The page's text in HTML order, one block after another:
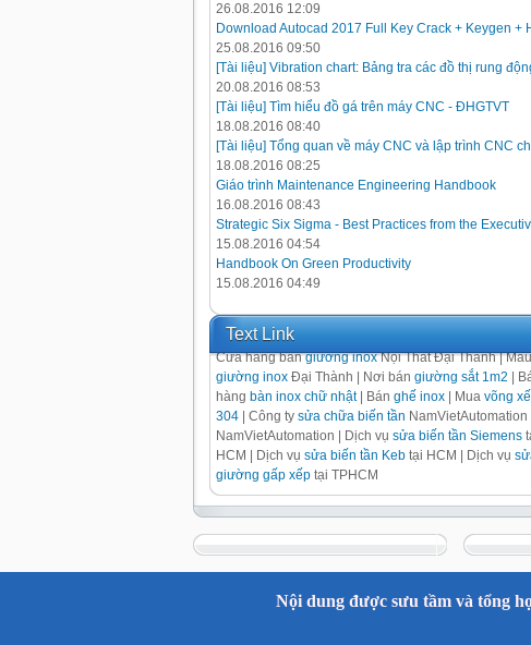
26.08.2016 12:09
Download Autocad 2017 Full Key Crack + Keygen +
25.08.2016 09:50
[Tài liệu] Vibration chart: Bảng tra các đồ thị rung
20.08.2016 08:53
[Tài liệu] Tìm hiểu đồ gá trên máy CNC - ĐHGTVT
18.08.2016 08:40
[Tài liệu] Tổng quan về máy CNC và lập trình CNC
18.08.2016 08:25
Giáo trình Maintenance Engineering Handbook
16.08.2016 08:43
Strategic Six Sigma - Best Practices from the
15.08.2016 04:54
Handbook On Green Productivity
15.08.2016 04:49
Text Link
Cửa hàng bángiường inoxNội Thất Đại Thành |
giường inox Đại Thành | Nơi bán giường sắt 1m2 |
hàng bàn inox chữ nhật| Bán ghế inox | Mua võng
304 | Công ty sửa chữa biến tần NamVietAutomation
NamVietAutomation | Dịch vụ sửa biến tần Siemens
HCM | Dịch vụ sửa biến tần Keb tại HCM | Dịch vụ
giường gấp xếp tại TPHCM
Nội dung được sưu tầm và tổng